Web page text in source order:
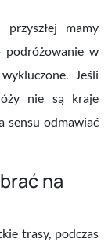
mamy
podróżowanie w
Jeśli
nie są kraje
sensu odmawiać
na
trasy, podczas